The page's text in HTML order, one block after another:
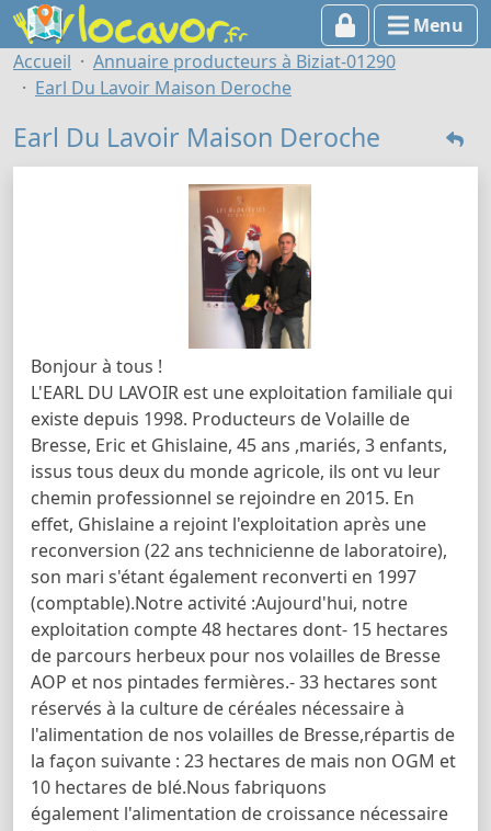
Menu
Accueil
Annuaire producteurs à Biziat-01290
Earl Du Lavoir Maison Deroche
Earl Du Lavoir Maison Deroche
Bonjour à tous !
L'EARL DU LAVOIR est une exploitation familiale qui
existe depuis 1998. Producteurs de Volaille de
Bresse, Eric et Ghislaine, 45 ans ,mariés, 3 enfants,
issus tous deux du monde agricole, ils ont vu leur
chemin professionnel se rejoindre en 2015. En
effet, Ghislaine a rejoint l'exploitation après une
reconversion (22 ans technicienne de laboratoire),
son mari s'étant également reconverti en 1997
(comptable).Notre activité :Aujourd'hui, notre
exploitation compte 48 hectares dont- 15 hectares
de parcours herbeux pour nos volailles de Bresse
AOP et nos pintades fermières.- 33 hectares sont
réservés à la culture de céréales nécessaire à
l'alimentation de nos volailles de Bresse,répartis de
la façon suivante : 23 hectares de mais non OGM et
10 hectares de blé.Nous fabriquons
également l'alimentation de croissance nécessaire